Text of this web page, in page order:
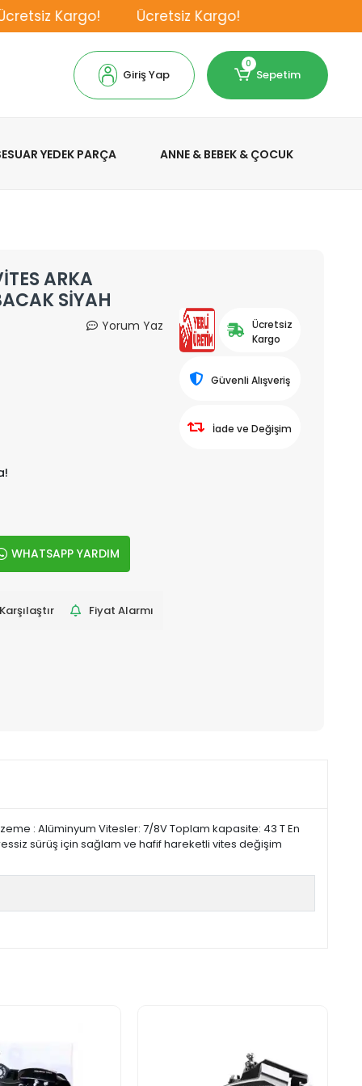
Kargo! Ücretsiz Kargo!
Giriş Yap
0
Sepetim
YEDEK PARÇA ANNE & BEBEK & ÇOCUK
ARKA
SİYAH
Yorum Yaz
WHATSAPP YARDIM
Karşılaştır
Fiyat Alarmı
Ücretsiz
Kargo
Güvenli Alışveriş
İade ve Değişim
: Alüminyum Vitesler: 7/8V Toplam kapasite: 43 T En
sürüş için sağlam ve hafif hareketli vites değişim